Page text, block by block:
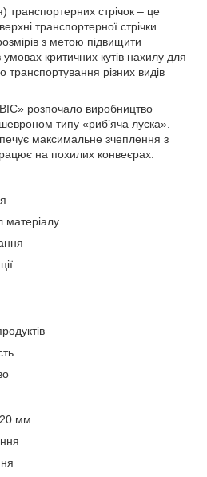
стрічок – це
транспортерної стрічки
з метою підвищити
умовах критичних кутів нахилу для
різних видів
розпочало виробництво
типу «риб’яча луска».
максимальне зчеплення з
на похилих конвеєрах.
матеріалу
мм